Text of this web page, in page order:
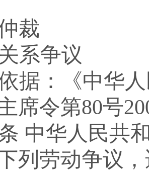
裁
系争议
据：《中华
席令第80号
中华人民共
列劳动争议